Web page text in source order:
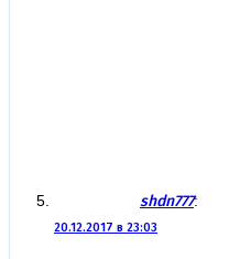
shdn777:
20.12.2017 в 23:03